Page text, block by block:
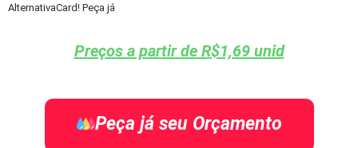
AlternativaCard! Peça já
Preços a partir de R$1,69 unid
Peça já seu Orçamento